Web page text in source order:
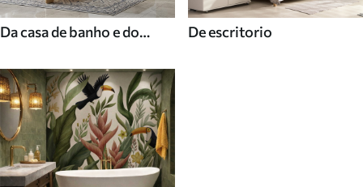
Da casa de banho e do
De escritorio